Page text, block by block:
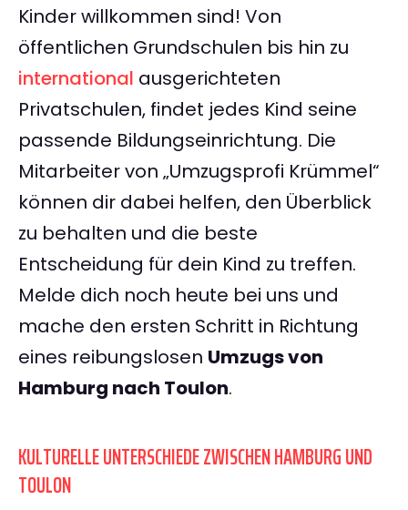
Kinder willkommen sind! Von
öffentlichen Grundschulen bis hin zu
international ausgerichteten
Privatschulen, findet jedes Kind seine
passende Bildungseinrichtung. Die
Mitarbeiter von „Umzugsprofi Krümmel“
können dir dabei helfen, den Überblick
zu behalten und die beste
Entscheidung für dein Kind zu treffen.
Melde dich noch heute bei uns und
mache den ersten Schritt in Richtung
eines reibungslosen Umzugs von
Hamburg nach Toulon.
KULTURELLE UNTERSCHIEDE ZWISCHEN HAMBURG UND
TOULON